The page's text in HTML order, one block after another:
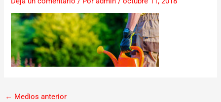
← Medios anterior